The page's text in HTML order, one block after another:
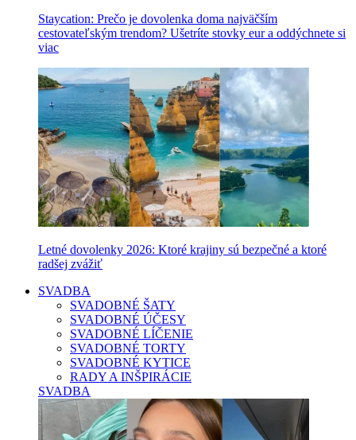
Staycation: Prečo je dovolenka doma najväčším
cestovateľským trendom? Ušetríte stovky eur a oddýchnete si
viac
Letné dovolenky 2026: Ktoré krajiny sú bezpečné a ktoré
radšej zvážiť
SVADBA
SVADOBNÉ ŠATY
SVADOBNÉ ÚČESY
SVADOBNÉ LÍČENIE
SVADOBNÉ TORTY
SVADOBNÉ KYTICE
RADY A INŠPIRÁCIE
SVADBA